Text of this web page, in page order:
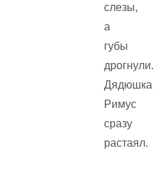
слезы,
а
губы
дрогнули.
Дядюшка
Римус
сразу
растаял.